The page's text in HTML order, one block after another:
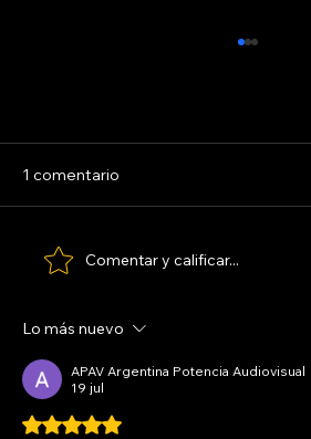
1 comentario
Comentar y calificar...
Lo más nuevo
APAV Argentina Potencia Audiovisual
19 jul
Obtuvo 5 de 5 estrellas.